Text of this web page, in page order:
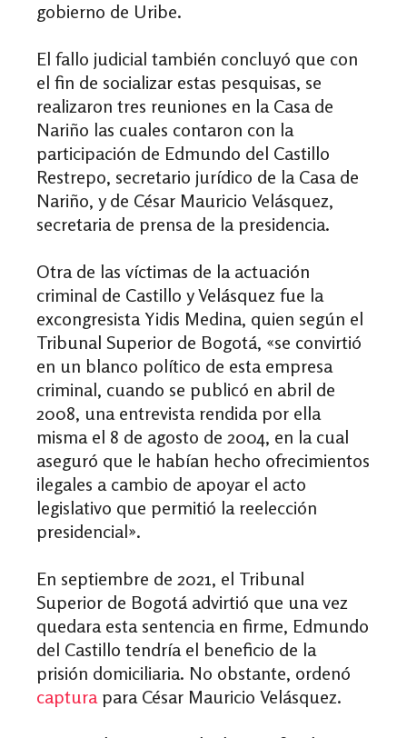
gobierno de Uribe.
El fallo judicial también concluyó que con
el fin de socializar estas pesquisas, se
realizaron tres reuniones en la Casa de
Nariño las cuales contaron con la
participación de Edmundo del Castillo
Restrepo, secretario jurídico de la Casa de
Nariño, y de César Mauricio Velásquez,
secretaria de prensa de la presidencia.
Otra de las víctimas de la actuación
criminal de Castillo y Velásquez fue la
excongresista Yidis Medina, quien según el
Tribunal Superior de Bogotá, «se convirtió
en un blanco político de esta empresa
criminal, cuando se publicó en abril de
2008, una entrevista rendida por ella
misma el 8 de agosto de 2004, en la cual
aseguró que le habían hecho ofrecimientos
ilegales a cambio de apoyar el acto
legislativo que permitió la reelección
presidencial».
En septiembre de 2021, el Tribunal
Superior de Bogotá advirtió que una vez
quedara esta sentencia en firme, Edmundo
del Castillo tendría el beneficio de la
prisión domiciliaria. No obstante, ordenó
captura para César Mauricio Velásquez.